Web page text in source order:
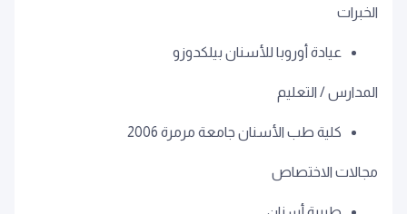
الخبرات
عيادة أوروبا للأسنان بيلكدوزو
المدارس / التعليم
كلية طب الأسنان جامعة مرمرة 2006
مجالات الاختصاص